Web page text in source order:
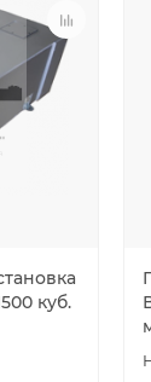
куб.